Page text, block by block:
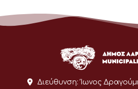
Διεύθυνση: Ίωνος